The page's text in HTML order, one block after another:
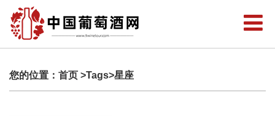
您的位置： 首页 >Tags>星座